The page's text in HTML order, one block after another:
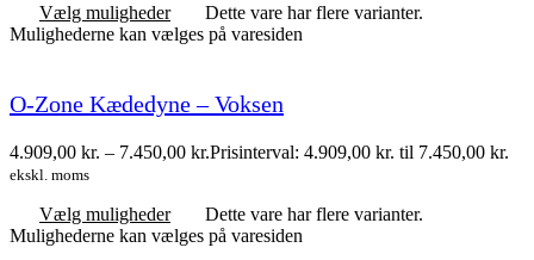
Vælg muligheder
Dette vare har flere varianter.
Mulighederne kan vælges på varesiden
O-Zone Kædedyne – Voksen
4.909,00 kr. – 7.450,00 kr.Prisinterval: 4.909,00 kr. til 7.450,00 kr.
ekskl. moms
Vælg muligheder
Dette vare har flere varianter.
Mulighederne kan vælges på varesiden